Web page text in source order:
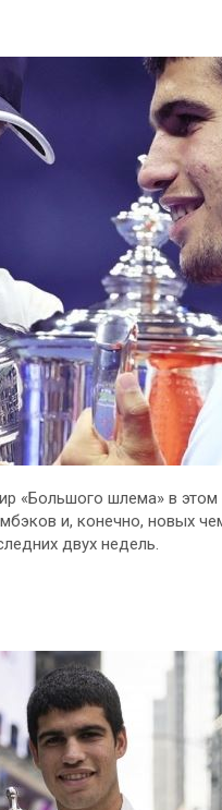
«Большого шлема» в
и, конечно, новых
двух недель.